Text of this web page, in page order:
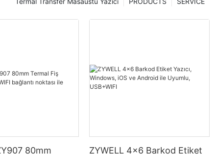
80mm
ZYWELL 4x6 Barkod Etiket